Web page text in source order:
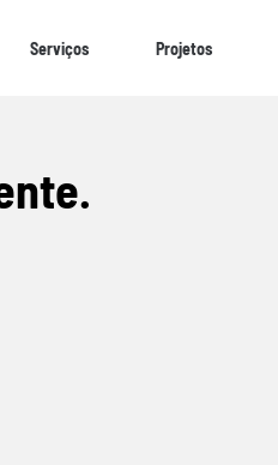
Serviços Projetos